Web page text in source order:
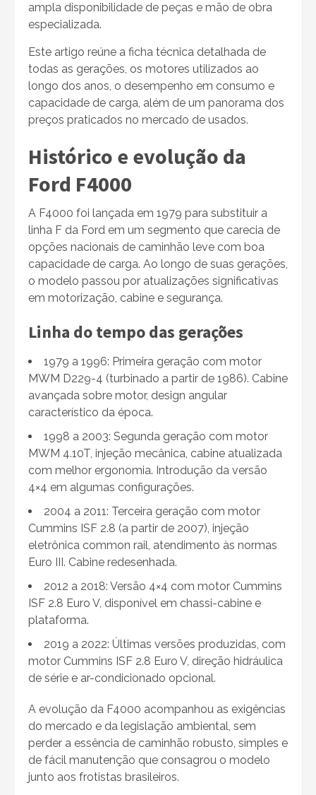
ampla disponibilidade de peças e mão de obra
especializada.
Este artigo reúne a ficha técnica detalhada de
todas as gerações, os motores utilizados ao
longo dos anos, o desempenho em consumo e
capacidade de carga, além de um panorama dos
preços praticados no mercado de usados.
Histórico e evolução da
Ford F4000
A F4000 foi lançada em 1979 para substituir a
linha F da Ford em um segmento que carecia de
opções nacionais de caminhão leve com boa
capacidade de carga. Ao longo de suas gerações,
o modelo passou por atualizações significativas
em motorização, cabine e segurança.
Linha do tempo das gerações
1979 a 1996: Primeira geração com motor
MWM D229-4 (turbinado a partir de 1986). Cabine
avançada sobre motor, design angular
característico da época.
1998 a 2003: Segunda geração com motor
MWM 4.10T, injeção mecânica, cabine atualizada
com melhor ergonomia. Introdução da versão
4×4 em algumas configurações.
2004 a 2011: Terceira geração com motor
Cummins ISF 2.8 (a partir de 2007), injeção
eletrônica common rail, atendimento às normas
Euro III. Cabine redesenhada.
2012 a 2018: Versão 4×4 com motor Cummins
ISF 2.8 Euro V, disponível em chassi-cabine e
plataforma.
2019 a 2022: Últimas versões produzidas, com
motor Cummins ISF 2.8 Euro V, direção hidráulica
de série e ar-condicionado opcional.
A evolução da F4000 acompanhou as exigências
do mercado e da legislação ambiental, sem
perder a essência de caminhão robusto, simples e
de fácil manutenção que consagrou o modelo
junto aos frotistas brasileiros.